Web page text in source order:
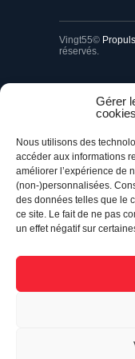
Gérer
cookies
Nous utilisons des
accéder aux informations
améliorer l’expérience de
(non-)personnalisées.
des données telles que le
ce site. Le fait de ne pas
un effet négatif sur
réservés.